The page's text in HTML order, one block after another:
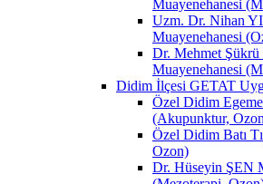
Muayenehanesi
Uzm. Dr. Nihan
Muayenehanesi
Dr. Mehmet Şükrü
Muayenehanesi
Didim İlçesi GETAT
Özel Didim
(Akupunktur,
Özel Didim Batı
Ozon)
Dr. Hüseyin ŞEN